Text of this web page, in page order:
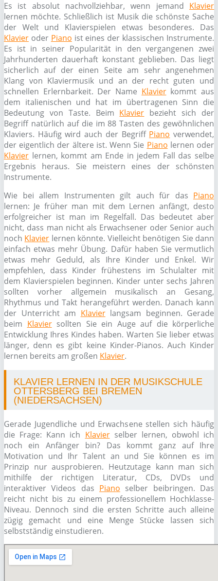
Es ist absolut nachvollziehbar, wenn jemand Klavier
lernen möchte. Schließlich ist Musik die schönste Sache
der Welt und Klavierspielen etwas besonderes. Das
Klavier oder Piano ist eines der klassischen Instrumente.
Es ist in seiner Popularität in den vergangenen zwei
Jahrhunderten dauerhaft konstant geblieben. Das liegt
sicherlich auf der einen Seite am sehr angenehmen
Klang von Klaviermusik und an der recht guten und
schnellen Erlernbarkeit. Der Name Klavierkommt aus
dem italienischen und hat im übertragenen Sinn die
Bedeutung von Taste. Beim Klavier bezieht sich der
Begriff natürlich auf die im 88 Tasten des gewöhnlichen
Klaviers. Häufig wird auch der Begriff Piano verwendet,
der eigentlich der ältere ist. Wenn Sie Piano lernen oder
Klavier lernen, kommt am Ende in jedem Fall das selbe
Ergebnis heraus. Sie meistern eines der schönsten
Instrumente.
Wie bei allem Instrumenten gilt auch für das Piano
lernen: Je früher man mit dem Lernen anfängt, desto
erfolgreicher ist man im Regelfall. Das bedeutet aber
nicht, dass man nicht als Erwachsener oder Senior auch
noch Klavier lernen könnte. Vielleicht benötigen Sie dann
einfach etwas mehr Übung. Dafür haben Sie vermutlich
etwas mehr Geduld, als Ihre Kinder und Enkel. Wir
empfehlen, dass Kinder frühestens im Schulalter mit
dem Klavierspielen beginnen. Kinder unter sechs Jahren
sollten vorher allgemein musikalisch an Gesang,
Rhythmus und Takt herangeführt werden. Danach kann
der Unterricht am Klavierlangsam beginnen. Gerade
beim Klaviersollten Sie ein Auge auf die körperliche
Entwicklung Ihres Kindes haben. Warten Sie lieber etwas
länger, denn es gibt keine Kinder-Pianos. Auch Kinder
lernen bereits am großen Klavier.
KLAVIER LERNEN IN DER MUSIKSCHULE
OTTERSBERG BEI BREMEN
(NIEDERSACHSEN)
Gerade Jugendliche und Erwachsene stellen sich häufig
die Frage: Kann ich Klavierselber lernen, obwohl ich
noch ein Anfänger bin? Das kommt ganz auf Ihre
Motivation und Ihr Talent an und Sie können es im
Prinzip nur ausprobieren. Heutzutage kann man sich
mithilfe der richtigen Literatur, CDs, DVDs und
interaktiver Videos das Piano selber beibringen. Das
reicht nicht bis zu einem professionellem Hochklasse-
Niveau. Dennoch sind die ersten Schritte auch alleine
zügig gemacht und eine Menge Stücke lassen sich
selbstständig einstudieren.